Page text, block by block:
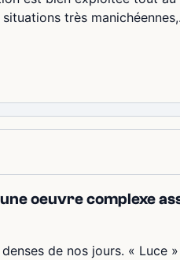
très
oeuvre complexe
de nos jours. « Luce